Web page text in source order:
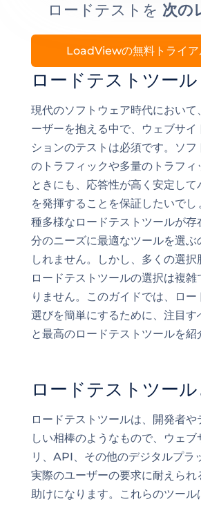
ロードテストツー
現代のソフトウェア時代において
ーザーを抱える中で、ウェブサイ
ションのテストは必須です。ソフ
のトラフィックや多量のトラフィ
ときにも、応答性が高く安定して
を発揮することを保証したいでし
種多様なロードテストツールが存
分のニーズに最適なツールを選ぶ
しれません。しかし、多くの選択
ロードテストツールの選択は複雑
りません。このガイドでは、ロ
選びを簡単にするために、注目す
と最高のロードテストツールを紹
ロードテストツール
ロードテストツールは、開発者や
しい相棒のようなもので、ウェブ
リ、API、その他のデジタルプラ
実際のユーザーの要求に耐えられ
助けになります。これらのツール
ロードテストを 次の
LoadViewの無料トライア